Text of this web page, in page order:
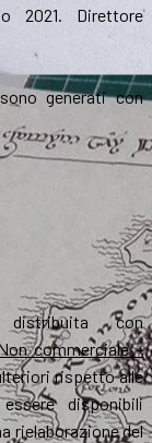
2021. Direttore
generati con
con
commerciale –
rispetto alle
disponibili
rielaborazione del